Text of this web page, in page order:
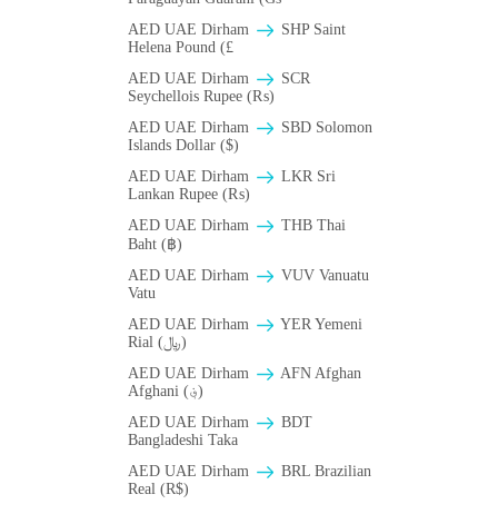
AED UAE Dirham
SHP Saint
Helena Pound (£
AED UAE Dirham
SCR
Seychellois Rupee (₨)
AED UAE Dirham
SBD Solomon
Islands Dollar ($)
AED UAE Dirham
LKR Sri
Lankan Rupee (₨)
AED UAE Dirham
THB Thai
Baht (฿)
AED UAE Dirham
VUV Vanuatu
Vatu
AED UAE Dirham
YER Yemeni
Rial (﷼)
AED UAE Dirham
AFN Afghan
Afghani (؋)
AED UAE Dirham
BDT
Bangladeshi Taka
AED UAE Dirham
BRL Brazilian
Real (R$)